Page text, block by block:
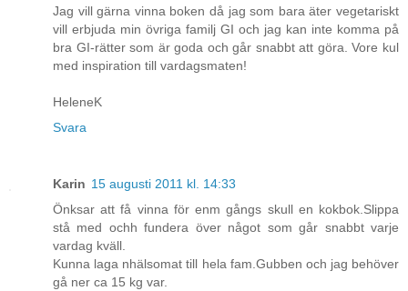
Jag vill gärna vinna boken då jag som bara äter vegetariskt
vill erbjuda min övriga familj GI och jag kan inte komma på
bra GI-rätter som är goda och går snabbt att göra. Vore kul
med inspiration till vardagsmaten!
HeleneK
Svara
Karin 15 augusti 2011 kl. 14:33
Önksar att få vinna för enm gångs skull en kokbok.Slippa
stå med ochh fundera över något som går snabbt varje
vardag kväll.
Kunna laga nhälsomat till hela fam.Gubben och jag behöver
gå ner ca 15 kg var.